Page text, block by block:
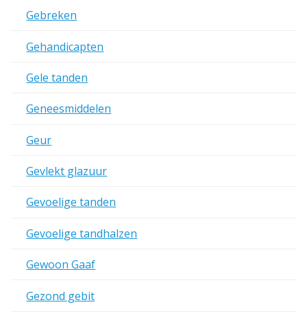
Gebreken
Gehandicapten
Gele tanden
Geneesmiddelen
Geur
Gevlekt glazuur
Gevoelige tanden
Gevoelige tandhalzen
Gewoon Gaaf
Gezond gebit